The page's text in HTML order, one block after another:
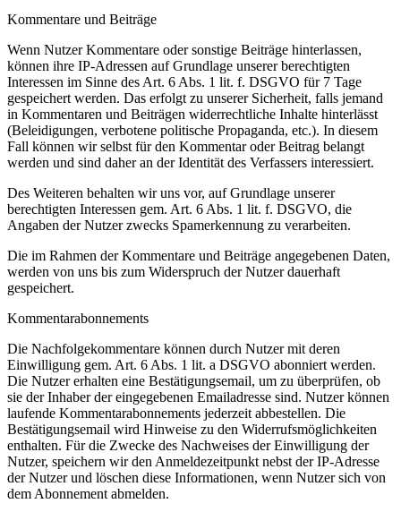
Kommentare und Beiträge
Wenn Nutzer Kommentare oder sonstige Beiträge hinterlassen,
können ihre IP-Adressen auf Grundlage unserer berechtigten
Interessen im Sinne des Art. 6 Abs. 1 lit. f. DSGVO für 7 Tage
gespeichert werden. Das erfolgt zu unserer Sicherheit, falls jemand
in Kommentaren und Beiträgen widerrechtliche Inhalte hinterlässt
(Beleidigungen, verbotene politische Propaganda, etc.). In diesem
Fall können wir selbst für den Kommentar oder Beitrag belangt
werden und sind daher an der Identität des Verfassers interessiert.
Des Weiteren behalten wir uns vor, auf Grundlage unserer
berechtigten Interessen gem. Art. 6 Abs. 1 lit. f. DSGVO, die
Angaben der Nutzer zwecks Spamerkennung zu verarbeiten.
Die im Rahmen der Kommentare und Beiträge angegebenen Daten,
werden von uns bis zum Widerspruch der Nutzer dauerhaft
gespeichert.
Kommentarabonnements
Die Nachfolgekommentare können durch Nutzer mit deren
Einwilligung gem. Art. 6 Abs. 1 lit. a DSGVO abonniert werden.
Die Nutzer erhalten eine Bestätigungsemail, um zu überprüfen, ob
sie der Inhaber der eingegebenen Emailadresse sind. Nutzer können
laufende Kommentarabonnements jederzeit abbestellen. Die
Bestätigungsemail wird Hinweise zu den Widerrufsmöglichkeiten
enthalten. Für die Zwecke des Nachweises der Einwilligung der
Nutzer, speichern wir den Anmeldezeitpunkt nebst der IP-Adresse
der Nutzer und löschen diese Informationen, wenn Nutzer sich von
dem Abonnement abmelden.